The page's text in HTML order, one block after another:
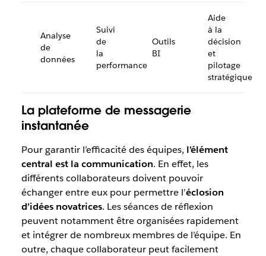
Analyse
de
données
Suivi
de
la
performance
Outils
BI
Aide
à la
décision
et
pilotage
stratégique
La plateforme de messagerie
instantanée
Pour garantir l’efficacité des équipes, l’élément
central est la communication. En effet, les
différents collaborateurs doivent pouvoir
échanger entre eux pour permettre l’éclosion
d’idées novatrices. Les séances de réflexion
peuvent notamment être organisées rapidement
et intégrer de nombreux membres de l’équipe. En
outre, chaque collaborateur peut facilement